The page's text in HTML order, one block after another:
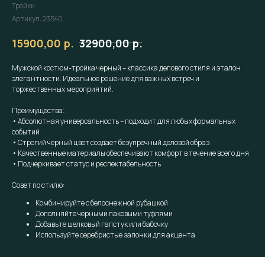
Тройки
Артикул:23540
15900,00 р. 32900,00 р.
Мужской костюм-тройка черный – классика делового стиля и эталон
элегантности. Идеальное решение для важных встреч и
торжественных мероприятий.
Преимущества:
• Абсолютная универсальность – подходит для любых формальных
событий
• Строгий черный цвет создает безупречный деловой образ
• Качественные материалы обеспечивают комфорт в течение всего дня
• Подчеркивает статус и респектабельность
Совет по стилю:
Комбинируйте с белоснежной рубашкой
Дополняйте черными лаковыми туфлями
Добавьте шелковый галстук или бабочку
Используйте серебристые запонки для акцента